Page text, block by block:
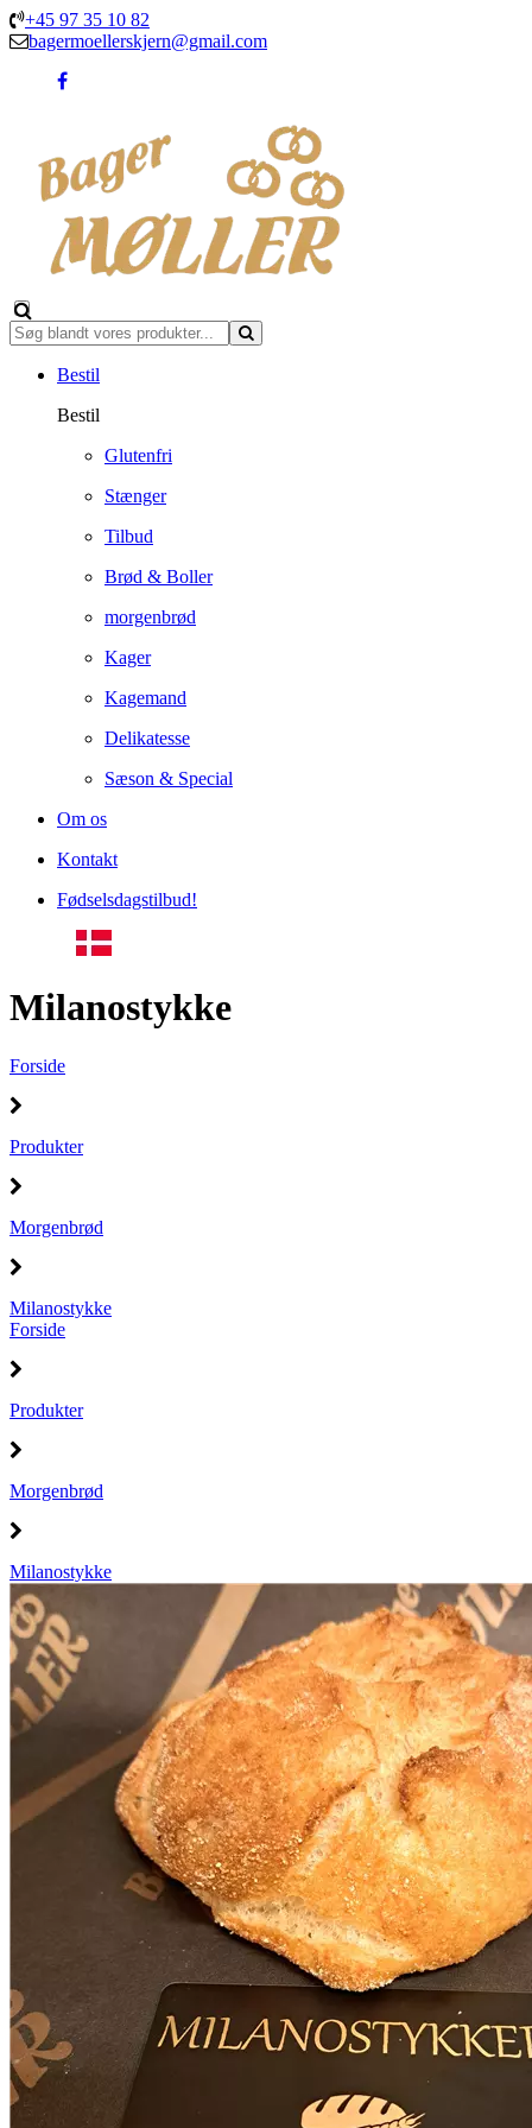
+45 97 35 10 82
bagermoellerskjern@gmail.com
Bestil
Bestil
Glutenfri
Stænger
Tilbud
Brød & Boller
morgenbrød
Kager
Kagemand
Delikatesse
Sæson & Special
Om os
Kontakt
Fødselsdagstilbud!
Milanostykke
Forside
Produkter
Morgenbrød
Milanostykke
Forside
Produkter
Morgenbrød
Milanostykke